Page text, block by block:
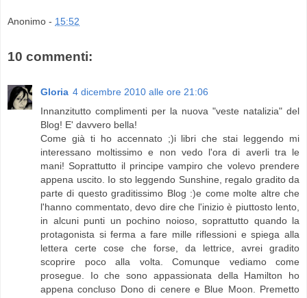
Anonimo - 15:52
10 commenti:
Gloria 4 dicembre 2010 alle ore 21:06
Innanzitutto complimenti per la nuova "veste natalizia" del
Blog! E' davvero bella!
Come già ti ho accennato ;)i libri che stai leggendo mi
interessano moltissimo e non vedo l'ora di averli tra le
mani! Soprattutto il principe vampiro che volevo prendere
appena uscito. Io sto leggendo Sunshine, regalo gradito da
parte di questo graditissimo Blog :)e come molte altre che
l'hanno commentato, devo dire che l'inizio è piuttosto lento,
in alcuni punti un pochino noioso, soprattutto quando la
protagonista si ferma a fare mille riflessioni e spiega alla
lettera certe cose che forse, da lettrice, avrei gradito
scoprire poco alla volta. Comunque vediamo come
prosegue. Io che sono appassionata della Hamilton ho
appena concluso Dono di cenere e Blue Moon. Premetto